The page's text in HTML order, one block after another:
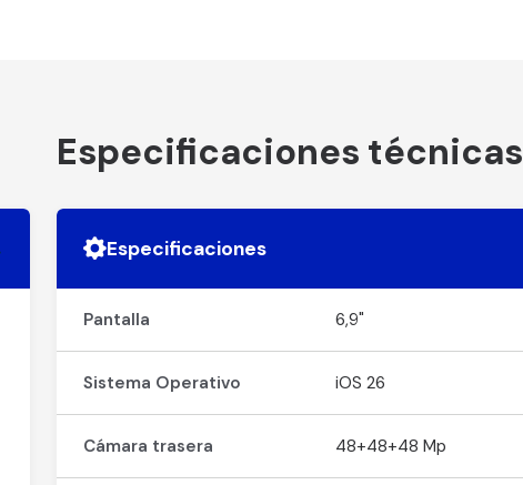
Especificaciones técnicas
Especificaciones
Pantalla 6,9"
Sistema Operativo iOS 26
Cámara trasera 48+48+48 Mp